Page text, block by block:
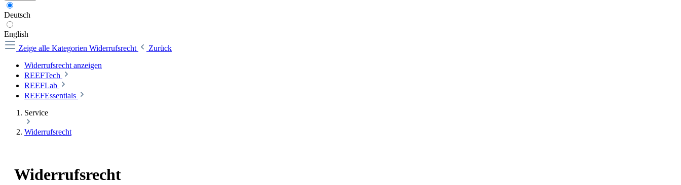
Deutsch
English
Zeige alle Kategorien Widerrufsrecht
Zurück
Widerrufsrecht anzeigen
REEFTech
REEFLab
REEFEssentials
Service
Widerrufsrecht
Widerrufsrecht